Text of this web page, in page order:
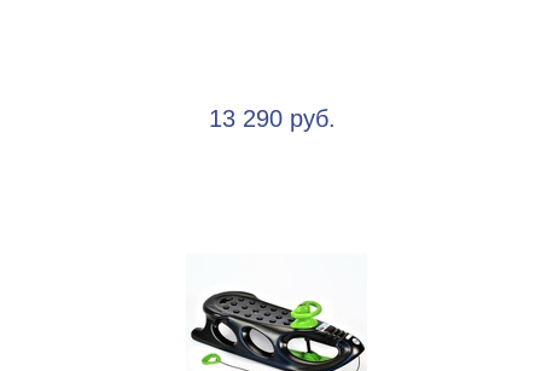
13 290 руб.